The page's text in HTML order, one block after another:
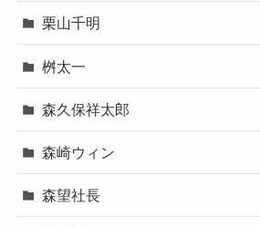
栗山千明
桝太一
森久保祥太郎
森崎ウィン
森望社長